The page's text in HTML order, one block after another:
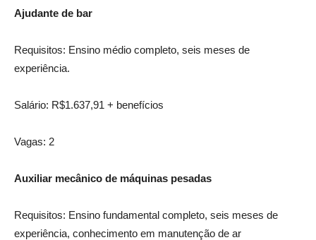
Ajudante de bar
Requisitos: Ensino médio completo, seis meses de
experiência.
Salário: R$1.637,91 + benefícios
Vagas: 2
Auxiliar mecânico de máquinas pesadas
Requisitos: Ensino fundamental completo, seis meses de
experiência, conhecimento em manutenção de ar